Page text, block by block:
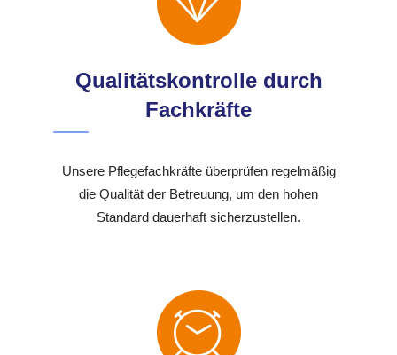
Qualitätskontrolle durch
Fachkräfte
Unsere Pflegefachkräfte überprüfen regelmäßig
die Qualität der Betreuung, um den hohen
Standard dauerhaft sicherzustellen.